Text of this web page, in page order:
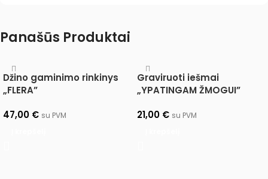
Panašūs Produktai
Džino gaminimo rinkinys
„FLERA”
47,00 € su PVM
Graviruoti iešmai
„YPATINGAM ŽMOGUI”
21,00 € su PVM